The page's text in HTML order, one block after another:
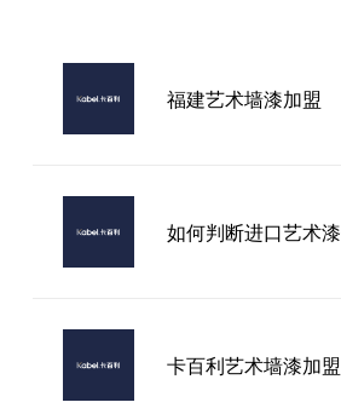
福建艺术墙漆加盟
如何判断进口艺术漆
卡百利艺术墙漆加盟